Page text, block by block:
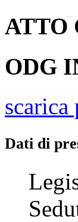
ATTO
ODG
scarica
Dati di